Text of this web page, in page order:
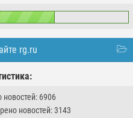
rg.ru
новостей: 6906
новостей: 3143